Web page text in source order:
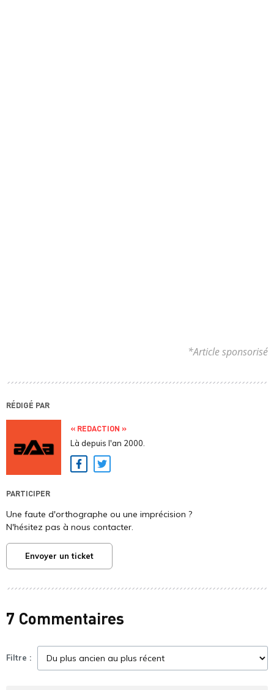
*Article sponsorisé
RÉDIGÉ PAR
« REDACTION »
Là depuis l'an 2000.
Facebook
Twitter
PARTICIPER
Une faute d'orthographe ou une imprécision ?
N'hésitez pas à nous contacter.
Envoyer un ticket
7 Commentaires
Filtre :